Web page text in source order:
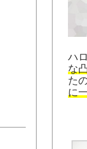
ハ
な
た
に